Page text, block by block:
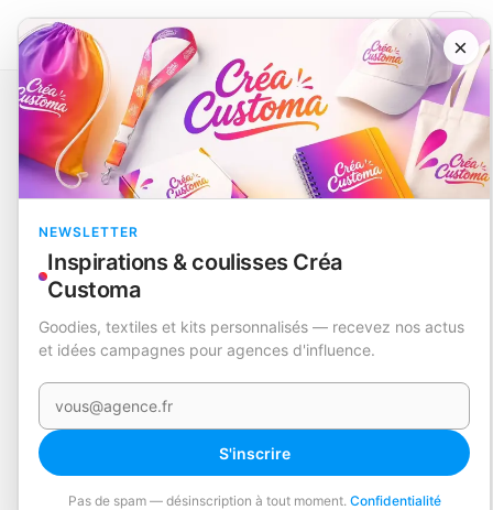
×
NEWSLETTER
Inspirations & coulisses Créa
Customa
Goodies, textiles et kits personnalisés — recevez nos actus
et idées campagnes pour agences d'influence.
Votre e-mail
S'inscrire
Pas de spam — désinscription à tout moment. Confidentialité
Catalogue Take away Bidon Dokmo
EN STOCK